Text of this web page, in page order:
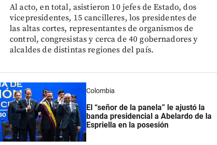
Al acto, en total, asistieron 10 jefes de Estado, dos
vicepresidentes, 15 cancilleres, los presidentes de
las altas cortes, representantes de organismos de
control, congresistas y cerca de 40 gobernadores y
alcaldes de distintas regiones del país.
Colombia
El “señor de la panela” le ajustó la
banda presidencial a Abelardo de la
Espriella en la posesión